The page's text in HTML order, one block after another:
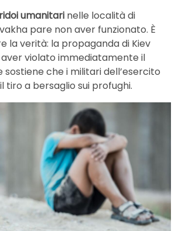
umanitari nelle località di
pare non aver funzionato. È
la verità: la propaganda di Kiev
violato immediatamente il
sostiene che i militari dell’esercito
tiro a bersaglio sui profughi.